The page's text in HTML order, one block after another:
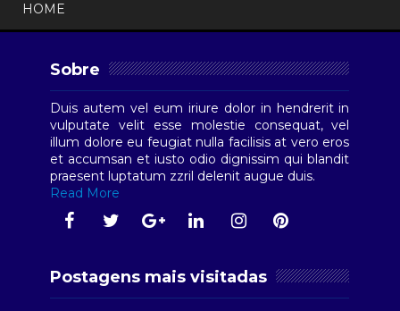
HOME
Sobre
Duis autem vel eum iriure dolor in hendrerit in
vulputate velit esse molestie consequat, vel
illum dolore eu feugiat nulla facilisis at vero eros
et accumsan et iusto odio dignissim qui blandit
praesent luptatum zzril delenit augue duis.
Read More
Postagens mais visitadas